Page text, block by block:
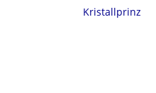
Kristallprinz